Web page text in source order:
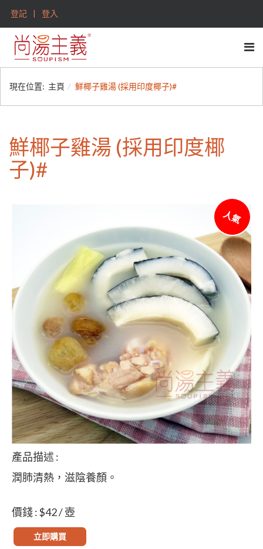
登記 登入
現在位置: 主頁 鮮椰子雞湯 (採用印度椰子)#
鮮椰子雞湯 (採用印度椰
子)#
人氣
產品描述 :
潤肺清熱，滋陰養顏。
價錢 : $42 / 壺
立即購買